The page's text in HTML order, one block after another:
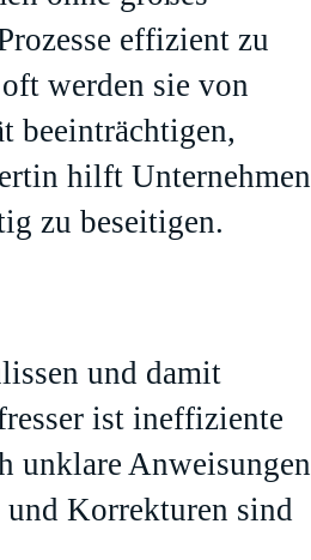
effizient zu
werden sie von
beeinträchtigen,
hilft Unternehmen
zu beseitigen.
und damit
ist ineffiziente
unklare Anweisungen
und Korrekturen sind